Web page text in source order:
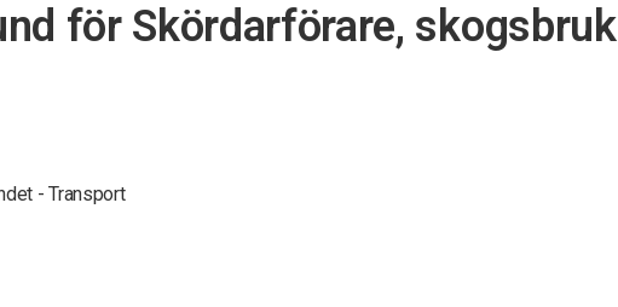
för Skördarförare, skogsbruk
- Transport